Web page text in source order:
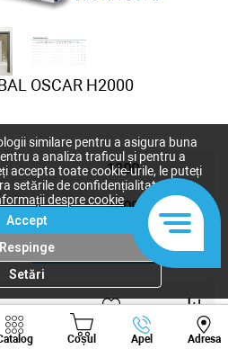
OSCAR H2000
1200
1600
2000
+
Coșul Apel Adresa
Viber Whatsapp
similare pentru a asigura buna
a analiza traficul și pentru a
accepta toate cookie-urile, le puteți
setările de confidențialitate după
despre cookie
Accept
Respinge
Setări